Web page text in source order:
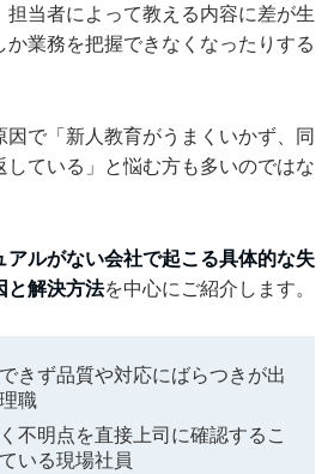
担当者によって教える内容に差が生
か業務を把握できなくなったりする
で「新人教育がうまくいかず、同
している」と悩む方も多いのではな
アルがない会社で起こる具体的な失
と解決方法を中心にご紹介します。
きず品質や対応にばらつきが出
職
不明点を直接上司に確認するこ
いる現場社員